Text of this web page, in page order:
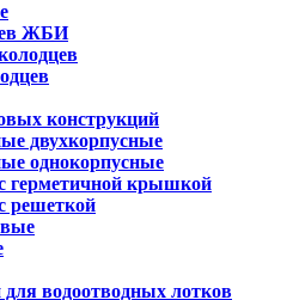
ЖБИ
конструкций
двухкорпусные
однокорпусные
герметичной крышкой
решеткой
водоотводных лотков